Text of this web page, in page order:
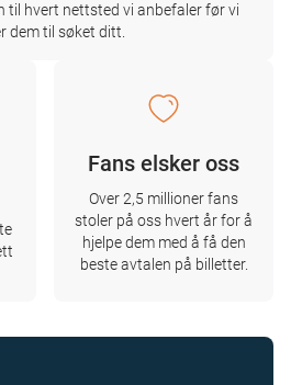
til hvert nettsted vi anbefaler før vi
dem til søket ditt.
Fans elsker oss
Over 2,5 millioner fans
stoler på oss hvert år for å
hjelpe dem med å få den
beste avtalen på billetter.